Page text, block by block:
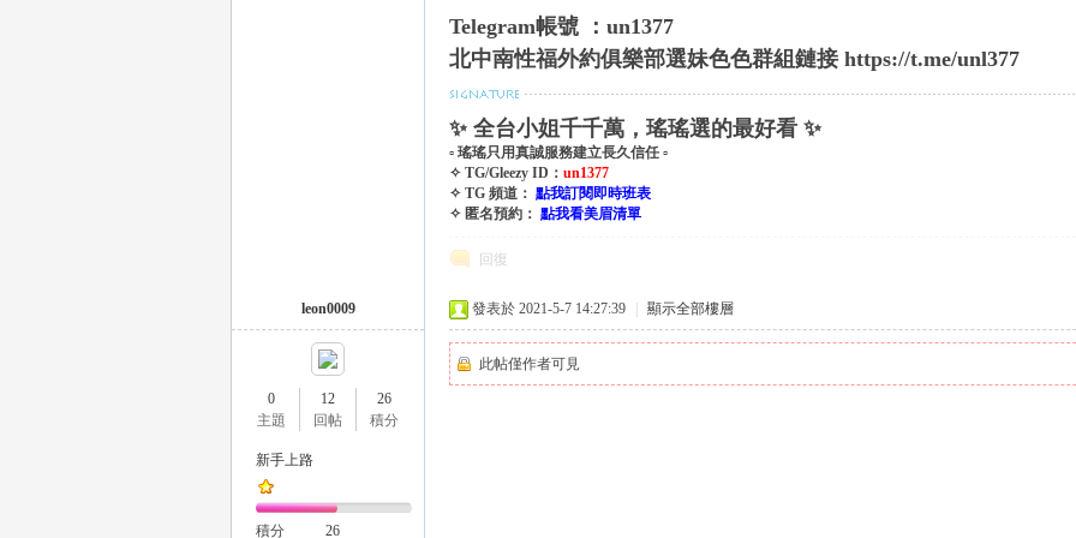
機
Telegram帳號 ：un1377
北中南性福外約俱樂部選妹色色群組鏈接 https://t.me/unl377
✨ 全台小姐千千萬，瑤瑤選的最好看 ✨
▫ 瑤瑤只用真誠服務建立長久信任 ▫
✧ TG/Gleezy ID： un1377
✧ TG 頻道： 點我訂閱即時班表
✧ 匿名預約： 點我看美眉清單
回復
leon0009
0
主題
12
回帖
26
積分
新手上路
積分 26
發表於 2021-5-7 14:27:39 顯示全部樓層
此帖僅作者可見